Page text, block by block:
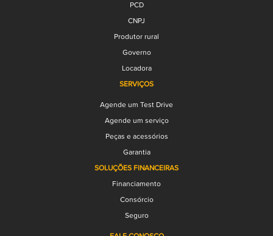
PCD
CNPJ
Produtor rural
Governo
Locadora
SERVIÇOS
Agende um Test Drive
Agende um serviço
Peças e acessórios
Garantia
SOLUÇÕES FINANCEIRAS
Financiamento
Consórcio
Seguro